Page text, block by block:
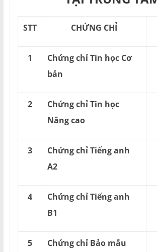
STT CHỨNG CHỈ
1
Chứng chỉ Tin học Cơ
bản
2
Chứng chỉ Tin học
Nâng cao
3
Chứng chỉ Tiếng anh
A2
4
Chứng chỉ Tiếng anh
B1
5
Chứng chỉ Bảo mẫu